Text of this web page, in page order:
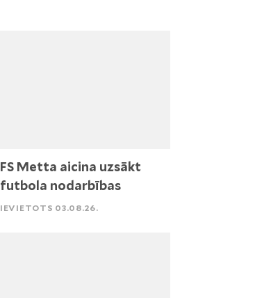
FS Metta aicina uzsākt
futbola nodarbības
IEVIETOTS 03.08.26.